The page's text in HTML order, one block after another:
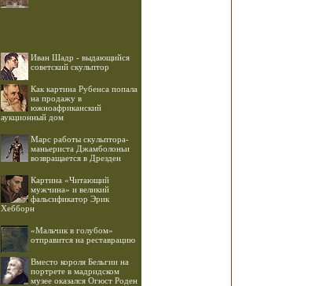
Иван Шадр - выдающийся
советский скульптор
Как картина Рубенса попала
на продажу в
южноафриканский
аукционный дом
Марс работы скульптора-
маньериста Джамболоньи
возвращается в Дрезден
Картина «Читающий
мужчина» и великий
фальсификатор Эрик
Хебборн
«Мальчик в голубом»
отправится на реставрацию
Вместо короля Бельгии на
портрете в мадридском
музее оказался Огюст Роден